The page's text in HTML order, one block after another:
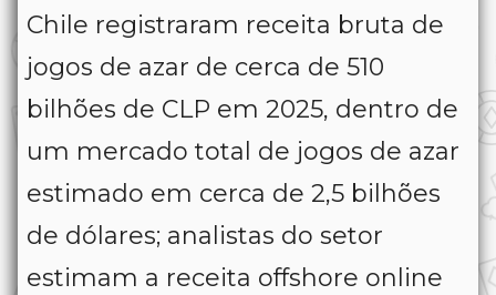
Chile registraram receita bruta de
jogos de azar de cerca de 510
bilhões de CLP em 2025, dentro de
um mercado total de jogos de azar
estimado em cerca de 2,5 bilhões
de dólares; analistas do setor
estimam a receita offshore online